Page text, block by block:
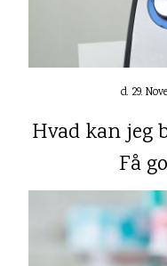
d. 29.
Hvad kan jeg
Få